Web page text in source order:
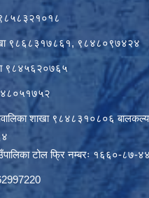
९८५८३२१०१८
९८६८३१७८६१, ९८४८०९७४२४
९८४५६२०७६५
शाखा ९८४८३१०८०६
टोल फ्रि नम्बरः १६६०-८७-